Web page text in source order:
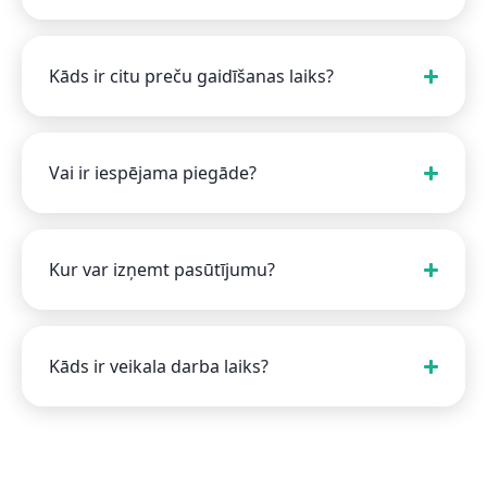
Kāds ir citu preču gaidīšanas laiks?
Vai ir iespējama piegāde?
Kur var izņemt pasūtījumu?
Kāds ir veikala darba laiks?